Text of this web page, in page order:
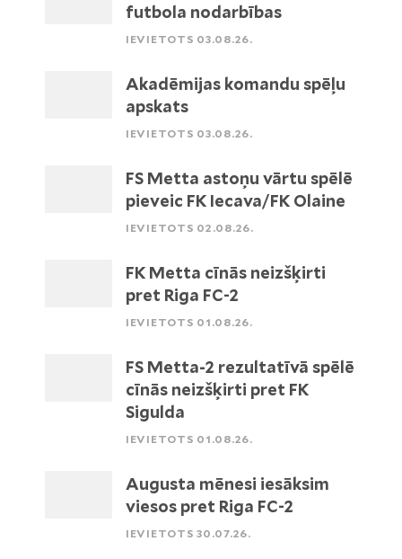
futbola nodarbības
IEVIETOTS 03.08.26.
Akadēmijas komandu spēļu
apskats
IEVIETOTS 03.08.26.
FS Metta astoņu vārtu spēlē
pieveic FK Iecava/FK Olaine
IEVIETOTS 02.08.26.
FK Metta cīnās neizšķirti
pret Riga FC-2
IEVIETOTS 01.08.26.
FS Metta-2 rezultatīvā spēlē
cīnās neizšķirti pret FK
Sigulda
IEVIETOTS 01.08.26.
Augusta mēnesi iesāksim
viesos pret Riga FC-2
IEVIETOTS 30.07.26.